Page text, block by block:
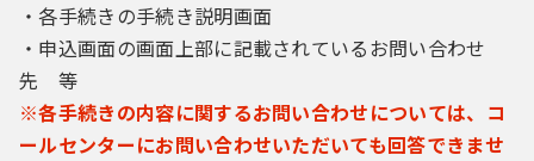
・各手続きの手続き説明画面
・申込画面の画面上部に記載されているお問い合わせ
先 等
※各手続きの内容に関するお問い合わせについては、コ
ールセンターにお問い合わせいただいても回答できませ